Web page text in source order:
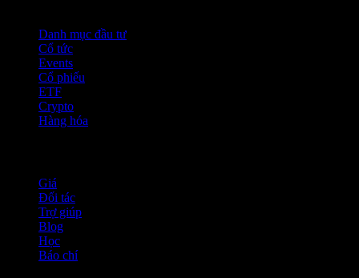
Danh mục đầu tư
Cổ tức
Events
Cổ phiếu
ETF
Crypto
Hàng hóa
Giá
Đối tác
Trợ giúp
Blog
Học
Báo chí